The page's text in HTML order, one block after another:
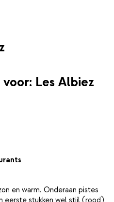
Les Albiez
en warm. Onderaan pistes
eerste stukken wel stijl (rood)